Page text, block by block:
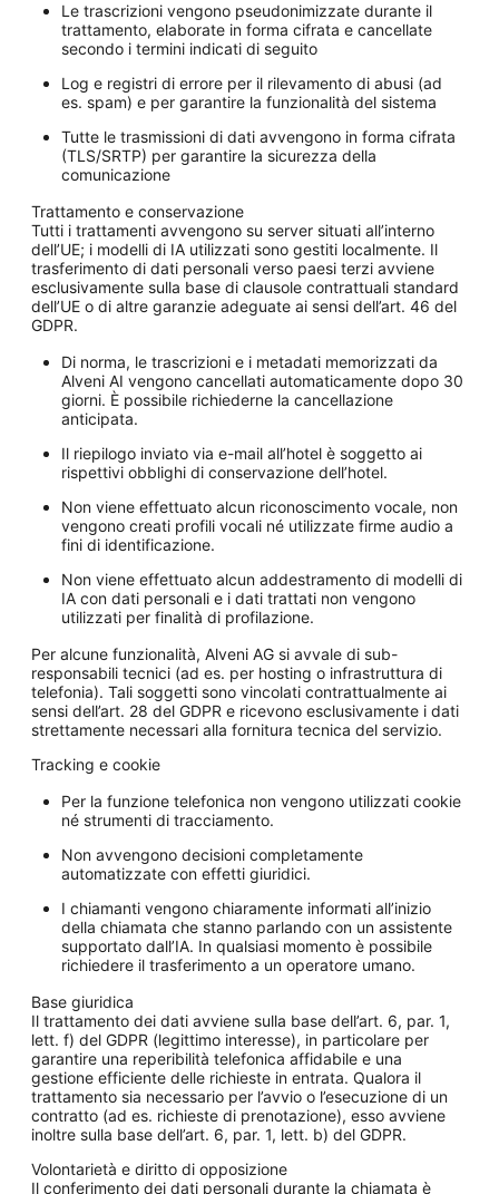
Le trascrizioni vengono pseudonimizzate durante il
trattamento, elaborate in forma cifrata e cancellate
secondo i termini indicati di seguito
Log e registri di errore per il rilevamento di abusi (ad
es. spam) e per garantire la funzionalità del sistema
Tutte le trasmissioni di dati avvengono in forma cifrata
(TLS/SRTP) per garantire la sicurezza della
comunicazione
Trattamento e conservazione
Tutti i trattamenti avvengono su server situati all’interno
dell’UE; i modelli di IA utilizzati sono gestiti localmente. Il
trasferimento di dati personali verso paesi terzi avviene
esclusivamente sulla base di clausole contrattuali standard
dell’UE o di altre garanzie adeguate ai sensi dell’art. 46 del
GDPR.
Di norma, le trascrizioni e i metadati memorizzati da
Alveni AI vengono cancellati automaticamente dopo 30
giorni. È possibile richiederne la cancellazione
anticipata.
Il riepilogo inviato via e-mail all’hotel è soggetto ai
rispettivi obblighi di conservazione dell’hotel.
Non viene effettuato alcun riconoscimento vocale, non
vengono creati profili vocali né utilizzate firme audio a
fini di identificazione.
Non viene effettuato alcun addestramento di modelli di
IA con dati personali e i dati trattati non vengono
utilizzati per finalità di profilazione.
Per alcune funzionalità, Alveni AG si avvale di sub-
responsabili tecnici (ad es. per hosting o infrastruttura di
telefonia). Tali soggetti sono vincolati contrattualmente ai
sensi dell’art. 28 del GDPR e ricevono esclusivamente i dati
strettamente necessari alla fornitura tecnica del servizio.
Tracking e cookie
Per la funzione telefonica non vengono utilizzati cookie
né strumenti di tracciamento.
Non avvengono decisioni completamente
automatizzate con effetti giuridici.
I chiamanti vengono chiaramente informati all’inizio
della chiamata che stanno parlando con un assistente
supportato dall’IA. In qualsiasi momento è possibile
richiedere il trasferimento a un operatore umano.
Base giuridica
Il trattamento dei dati avviene sulla base dell’art. 6, par. 1,
lett. f) del GDPR (legittimo interesse), in particolare per
garantire una reperibilità telefonica affidabile e una
gestione efficiente delle richieste in entrata. Qualora il
trattamento sia necessario per l’avvio o l’esecuzione di un
contratto (ad es. richieste di prenotazione), esso avviene
inoltre sulla base dell’art. 6, par. 1, lett. b) del GDPR.
Volontarietà e diritto di opposizione
Il conferimento dei dati personali durante la chiamata è